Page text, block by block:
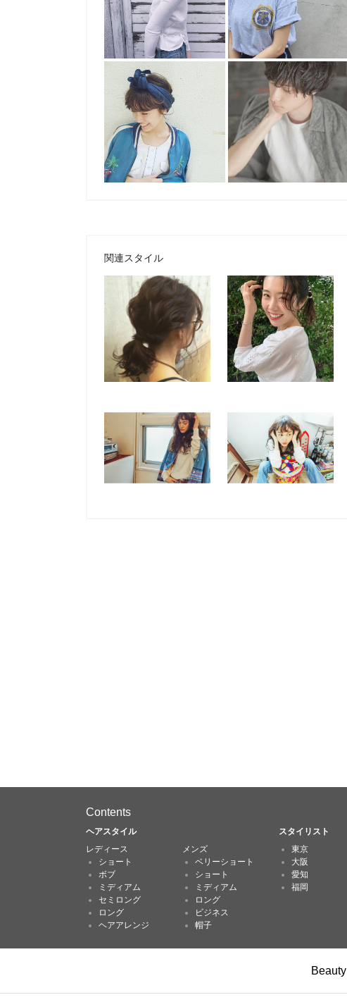
関連スタイル
Contents
ヘアスタイル スタイリスト
レディース
ショート
ボブ
ミディアム
セミロング
ロング
ヘアアレンジ
メンズ
ベリーショート
ショート
ミディアム
ロング
ビジネス
帽子
東京
大阪
愛知
福岡
Beauty